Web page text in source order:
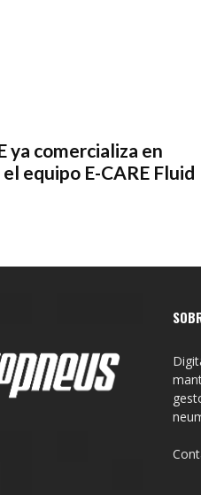
ya comercializa en
equipo E-CARE Fluid